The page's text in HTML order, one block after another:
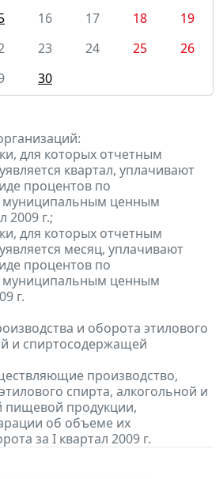
16 17 18
19
23 24 25
26
30
для которых отчетным
квартал, уплачивают
процентов по
муниципальным ценным
2009 г.;
для которых отчетным
месяц, уплачивают
процентов по
муниципальным ценным
г.
и оборота этилового
и спиртосодержащей
производство,
спирта, алкогольной и
продукции,
об объеме их
за I квартал 2009 г.